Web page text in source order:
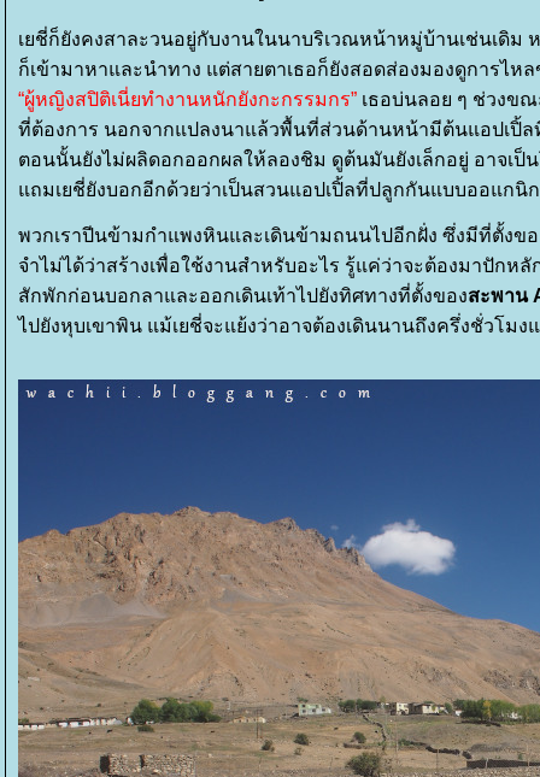
เยชี่ก็ยังคงสาละวนอยู่กับงานในนาบริเวณหน้าหมู่บ้านเช่นเดิม
ก็เข้ามาหาและนำทาง แต่สายตาเธอก็ยังสอดส่องมองดูการไ
“ผู้หญิงสปิติเนี่ยทำงานหนักยังกะกรรมกร” เธอบ่นลอย ๆ ช่วงข
ที่ต้องการ นอกจากแปลงนาแล้วพื้นที่ส่วนด้านหน้ามีต้นแอปเปิ้
ตอนนั้นยังไม่ผลิดอกออกผลให้ลองชิม ดูต้นมันยังเล็กอยู่ อาจเป็
ถมเยชี่ยังบอกอีกด้วยว่าเป็นสวนแอปเปิ้ลที่ปลูกกันแบบออแก
พวกเราปีนข้ามกำแพงหินและเดินข้ามถนนไปอีกฝั่ง ซึ่งมีที่ตั้งข
จำไม่ได้ว่าสร้างเพื่อใช้งานสำหรับอะไร รู้แค่ว่าจะต้องมาปักห
สักพักก่อนบอกลาและออกเดินเท้าไปยังทิศทางที่ตั้งของสะพาน
ไปยังหุบเขาพิน แม้เยชี่จะแย้งว่าอาจต้องเดินนานถึงครึ่งชั่วโ